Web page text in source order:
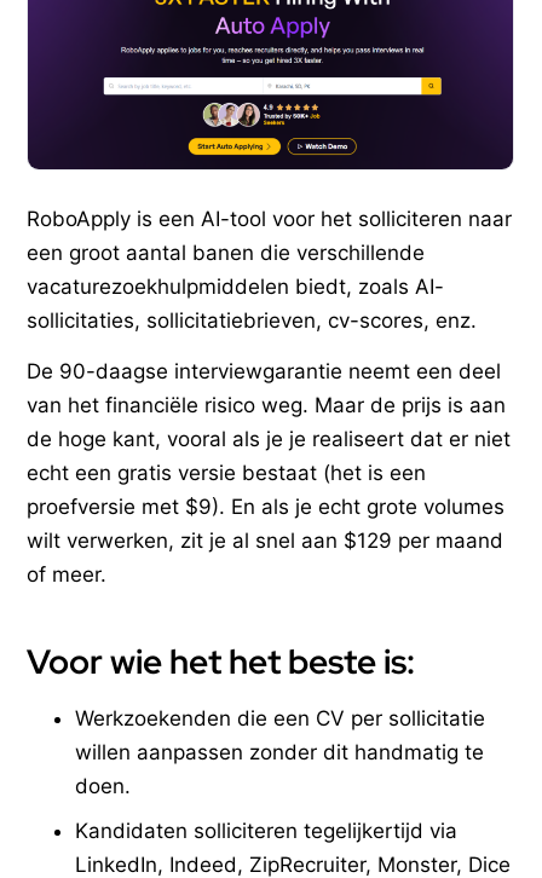
RoboApply is een AI-tool voor het solliciteren naar
een groot aantal banen die verschillende
vacaturezoekhulpmiddelen biedt, zoals AI-
sollicitaties, sollicitatiebrieven, cv-scores, enz.
De 90-daagse interviewgarantie neemt een deel
van het financiële risico weg. Maar de prijs is aan
de hoge kant, vooral als je je realiseert dat er niet
echt een gratis versie bestaat (het is een
proefversie met $9). En als je echt grote volumes
wilt verwerken, zit je al snel aan $129 per maand
of meer.
Voor wie het het beste is:
Werkzoekenden die een CV per sollicitatie
willen aanpassen zonder dit handmatig te
doen.
Kandidaten solliciteren tegelijkertijd via
LinkedIn, Indeed, ZipRecruiter, Monster, Dice